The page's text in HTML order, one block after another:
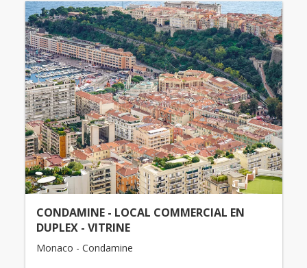
CONDAMINE - LOCAL COMMERCIAL EN
DUPLEX - VITRINE
Monaco - Condamine